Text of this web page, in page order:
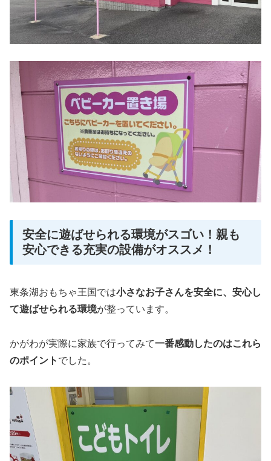
安全に遊ばせられる環境がスゴい！親も
安心できる充実の設備がオススメ！
東条湖おもちゃ王国では小さなお子さんを安全に、安心し
て遊ばせられる環境が整っています。
かがわが実際に家族で行ってみて一番感動したのはこれら
のポイント でした。